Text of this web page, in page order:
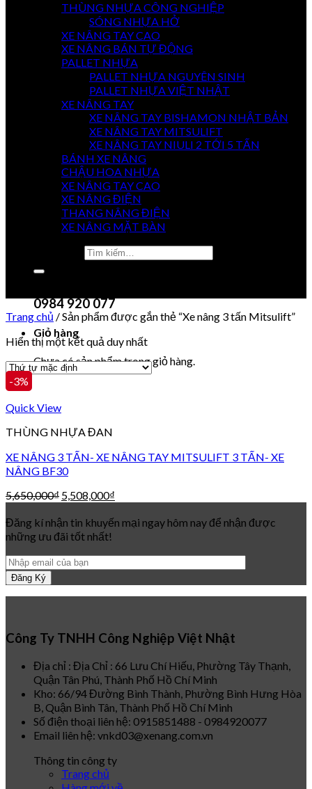
7 NGÀY
TOÀN QUỐC
THANH TOÁN
KHI NHẬN HÀNG
TỐT NHẤT
0915 851 488
0984 920 077
Giỏ hàng
Chưa có sản phẩm trong giỏ hàng.
THÙNG NHỰA CÔNG NGHIỆP
SÓNG NHỰA HỞ
XE NÂNG TAY CAO
XE NÂNG BÁN TỰ ĐỘNG
PALLET NHỰA
PALLET NHỰA NGUYÊN SINH
PALLET NHỰA VIỆT NHẬT
XE NÂNG TAY
XE NÂNG TAY BISHAMON NHẬT BẢN
XE NÂNG TAY MITSULIFT
XE NÂNG TAY NIULI 2 TỚI 5 TẤN
BÁNH XE NÂNG
CHẬU HOA NHỰA
XE NÂNG TAY CAO
XE NÂNG ĐIỆN
THANG NÂNG ĐIỆN
XE NÂNG MẶT BÀN
Trang chủ /Sản phẩm được gắn thẻ “Xe nâng 3 tấn Mitsulift”
Hiển thị một kết quả duy nhất
-3%
Quick View
THÙNG NHỰA ĐAN
XE NÂNG 3 TẤN- XE NÂNG TAY MITSULIFT 3 TẤN- XE
NÂNG BF30
5,650,000₫ 5,508,000₫
Đăng kí nhận tin khuyến mại ngay hôm nay để nhận được
những ưu đãi tốt nhất!
Công Ty TNHH Công Nghiệp Việt Nhật
Địa chỉ : Địa Chỉ : 66 Lưu Chí Hiếu, Phường Tây Thạnh,
Quận Tân Phú, Thành Phố Hồ Chí Minh
Kho: 66/94 Đường Bình Thành, Phường Bình Hưng Hòa
B, Quận Bình Tân, Thành Phố Hồ Chí Minh
Số điện thoại liên hệ: 0915851488 - 0984920077
Email liên hệ: vnkd03@xenang.com.vn
Thông tin công ty
Trang chủ